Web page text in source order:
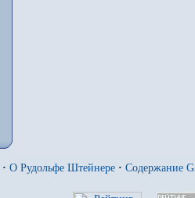
· О Рудольфе Штейнере · Содержание